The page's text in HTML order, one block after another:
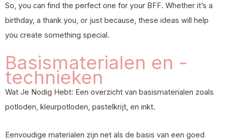
So, you can find the perfect one for your BFF. Whether it’s a
birthday, a thank you, or just because, these ideas will help
you create something special.
Basismaterialen en -
technieken
Wat Je Nodig Hebt: Een overzicht van basismaterialen zoals
potloden, kleurpotloden, pastelkrijt, en inkt.
Eenvoudige materialen zijn net als de basis van een goed